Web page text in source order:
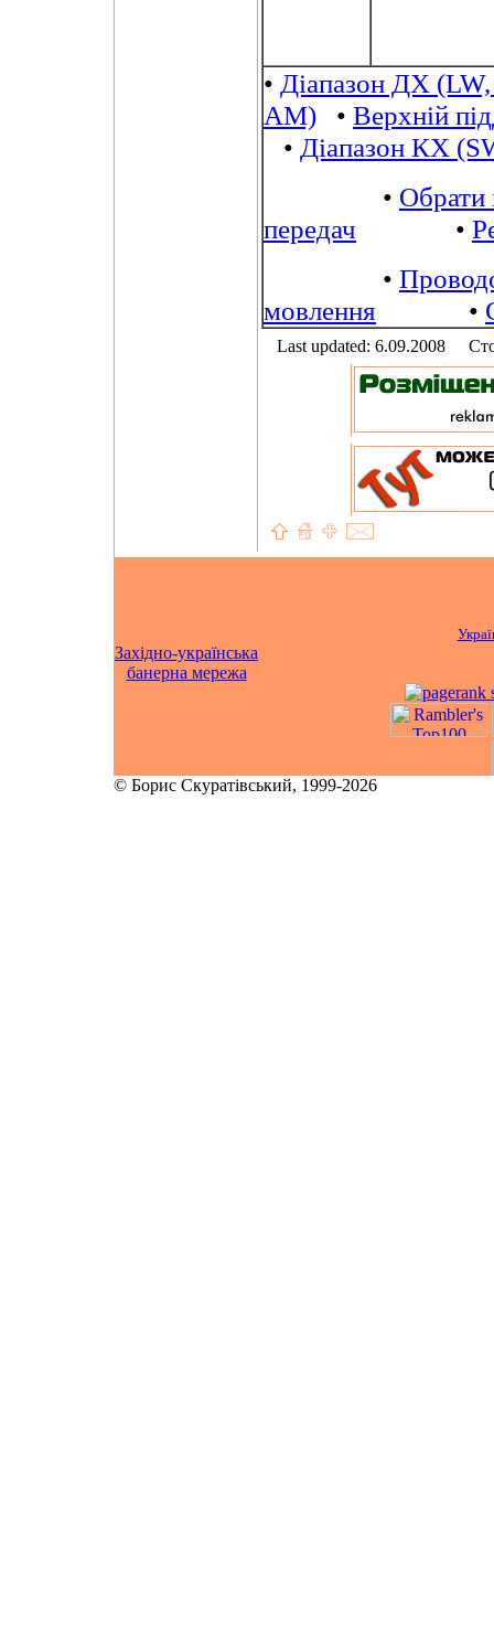
• Діапазон ДХ
AM) • Верхній
• Діапазон КХ
• Обрати
передач •
•
мовлення •
Last updated: 6.09.2008
Західно-українська
банерна мережа
© Борис Скуратівський, 1999-2026